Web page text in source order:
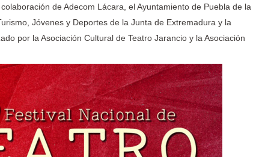
de Adecom Lácara, el Ayuntamiento de Puebla de la
Jóvenes y Deportes de la Junta de Extremadura y la
por la Asociación Cultural de Teatro Jarancio y la Asociación